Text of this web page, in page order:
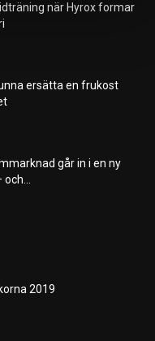
när Hyrox formar
ersätta en frukost
går in i en ny
och...
2019